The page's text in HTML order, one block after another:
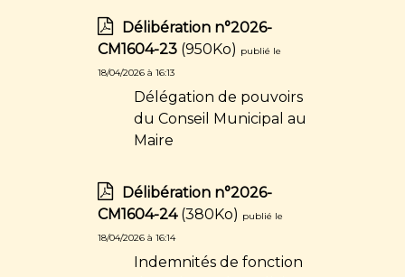
Délibération n°2026-
CM1604-23(950Ko) publié le
18/04/2026 à 16:13
Délégation de pouvoirs
du Conseil Municipal au
Maire
Délibération n°2026-
CM1604-24(380Ko) publié le
18/04/2026 à 16:14
Indemnités de fonction